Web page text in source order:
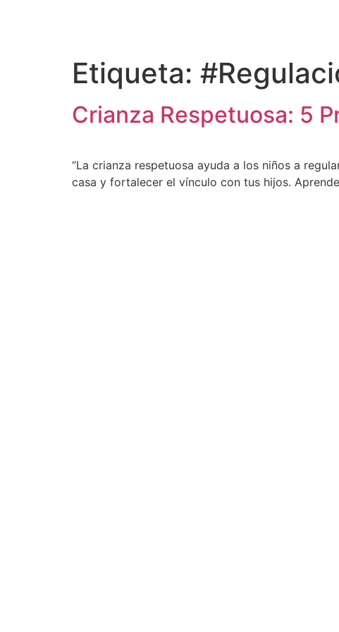
Etiqueta:
Crianza Respetuosa: 5
“La crianza respetuosa ayuda a los niños a
casa y fortalecer el vínculo con tus hijos.